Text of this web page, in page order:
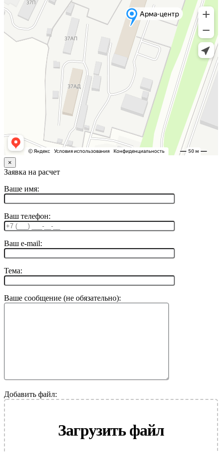
×
Заявка на расчет
Ваше имя:
Ваш телефон:
Ваш e-mail:
Тема:
Ваше сообщение (не обязательно):
Добавить файл:
Загрузить файл